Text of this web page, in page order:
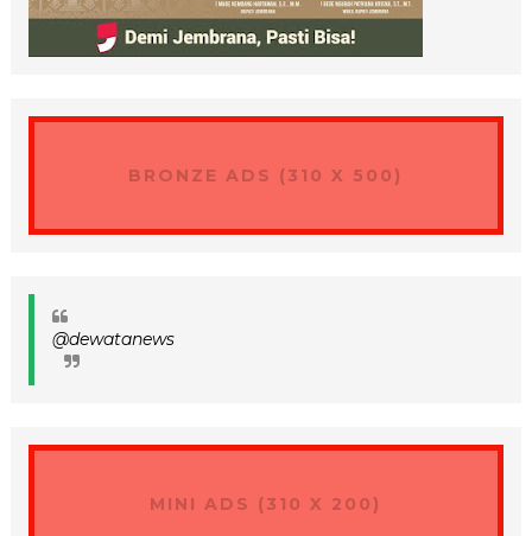
BRONZE ADS (310 X 500)
@dewatanews
MINI ADS (310 X 200)